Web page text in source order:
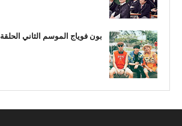
بون فوياج الموسم الثاني الحلقة 1 مترجمة للعربية